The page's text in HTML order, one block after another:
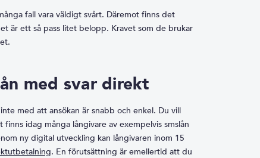
fall vara väldigt svårt. Däremot finns det
är ett så pass litet belopp. Kravet som de brukar
med svar direkt
med att ansökan är snabb och enkel. Du vill
idag många långivare av exempelvis smslån
ny digital utveckling kan långivaren inom 15
. En förutsättning är emellertid att du